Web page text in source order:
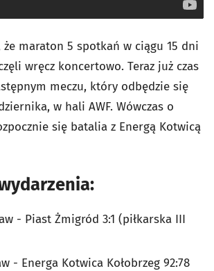
że maraton 5 spotkań w ciągu 15 dni
wręcz koncertowo. Teraz już czas
meczu, który odbędzie się
w hali AWF. Wówczas o
się batalia z Energą Kotwicą
- Piast Żmigród 3:1 (piłkarska III
- Energa Kotwica Kołobrzeg 92:78